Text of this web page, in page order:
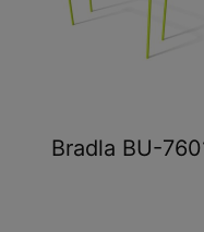
Bradla BU-